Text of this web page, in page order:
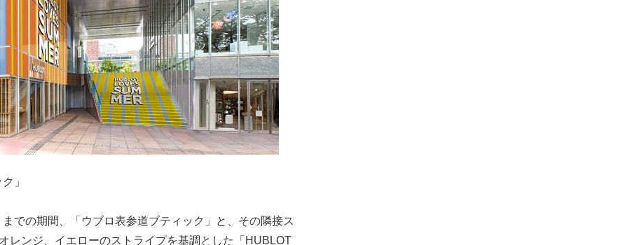
」
での期間、「ウブロ表参道ブティック」と、その隣接ス
レンジ、イエローのストライプを基調とした「HUBLOT